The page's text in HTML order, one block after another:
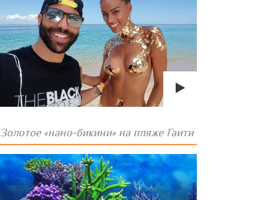
Золотое «нано-бикини» на пляже Гаити